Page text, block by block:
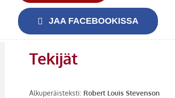
JAA FACEBOOKISSA
Tekijät
Alkuperäisteksti: Robert Louis Stevenson